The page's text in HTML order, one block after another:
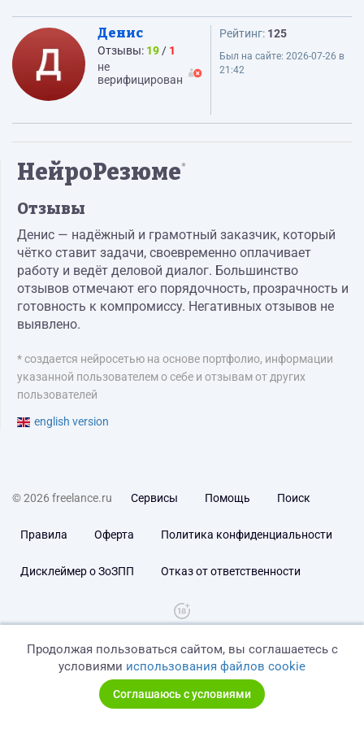
Денис
Отзывы: 19 / 1
не
верифицирован
Рейтинг: 125
Был на сайте: 2026-07-26 в
21:42
НейроРезюме*
Отзывы
Денис — надёжный и грамотный заказчик, который
чётко ставит задачи, своевременно оплачивает
работу и ведёт деловой диалог. Большинство
отзывов отмечают его порядочность, прозрачность и
готовность к компромиссу. Негативных отзывов не
выявлено.
* создается нейросетью на основе портфолио, информации
указанной пользователем о себе и отзывам от других
пользователей
english version
© 2026 freelance.ru Сервисы Помощь Поиск
Правила Оферта Политика конфиденциальности
Дисклеймер о ЗоЗПП Отказ от ответственности
Продолжая пользоваться сайтом, вы соглашаетесь с
условиями использования файлов cookie
Соглашаюсь с условиями